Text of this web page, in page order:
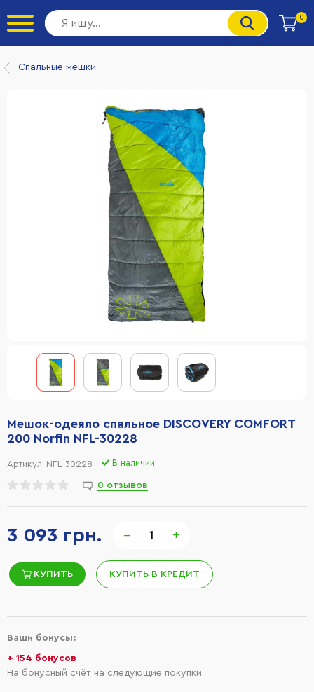
0
Спальные мешки
3 093 грн. − +
КУПИТЬ КУПИТЬ В КРЕДИТ
Мешок-одеяло спальное DISCOVERY COMFORT
200 Norfin NFL-30228
Артикул: NFL-30228 В наличии
0 отзывов
Ваши бонусы:
+ 154 бонусов
На бонусный счёт на следующие покупки